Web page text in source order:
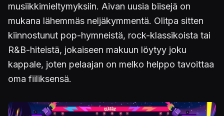
musiikkimieltymyksiin. Aivan uusia biisejä on
mukana lähemmäs neljäkymmentä. Olitpa sitten
kiinnostunut pop-hymneistä, rock-klassikoista tai
R&B-hiteistä, jokaiseen makuun löytyy joku
kappale, joten pelaajan on melko helppo tavoittaa
oma fiiliksensä.
Kuva